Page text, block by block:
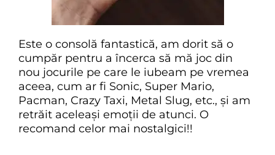
Este o consolă fantastică, am dorit să o
cumpăr pentru a încerca să mă joc din
nou jocurile pe care le iubeam pe vremea
aceea, cum ar fi Sonic, Super Mario,
Pacman, Crazy Taxi, Metal Slug, etc., și am
retrăit aceleași emoții de atunci. O
recomand celor mai nostalgici!!